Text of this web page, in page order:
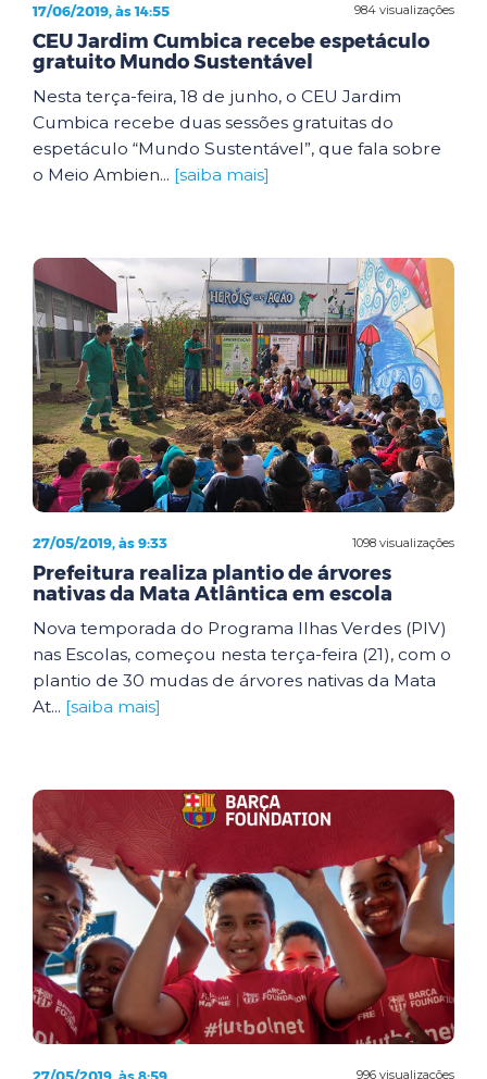
984 visualizações
17/06/2019, às 14:55
CEU Jardim Cumbica recebe espetáculo
gratuito Mundo Sustentável
Nesta terça-feira, 18 de junho, o CEU Jardim
Cumbica recebe duas sessões gratuitas do
espetáculo “Mundo Sustentável”, que fala sobre
o Meio Ambien... [saiba mais]
1098 visualizações
27/05/2019, às 9:33
Prefeitura realiza plantio de árvores
nativas da Mata Atlântica em escola
Nova temporada do Programa Ilhas Verdes (PIV)
nas Escolas, começou nesta terça-feira (21), com o
plantio de 30 mudas de árvores nativas da Mata
At... [saiba mais]
996 visualizações
27/05/2019, às 8:59